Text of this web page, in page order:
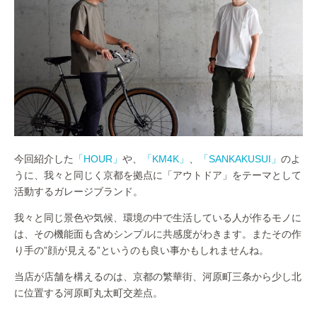
今回紹介した 「HOUR」 や、 「KM4K」 「SANKAKUSUI」 のよ
うに、我々と同じく京都を拠点に「アウトドア」をテーマとして
活動するガレージブランド。
我々と同じ景色や気候、環境の中で生活している人が作るモノに
は、その機能面も含めシンプルに共感度がわきます。またその作
り手の”顔が見える”というのも良い事かもしれませんね。
当店が店舗を構えるのは、京都の繁華街、河原町三条から少し北
に位置する河原町丸太町交差点。